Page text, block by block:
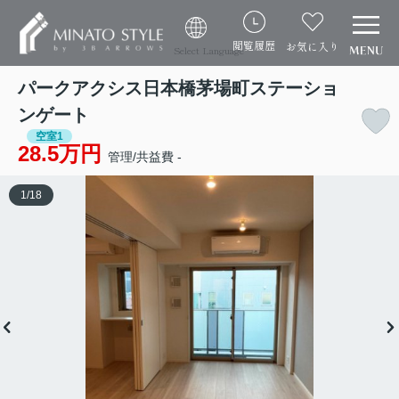
Select Language閲覧履歴 お気に入り
パークアクシス日本橋茅場町ステーショ
ンゲート
空室1
28.5万円 管理/共益費 -
1/18